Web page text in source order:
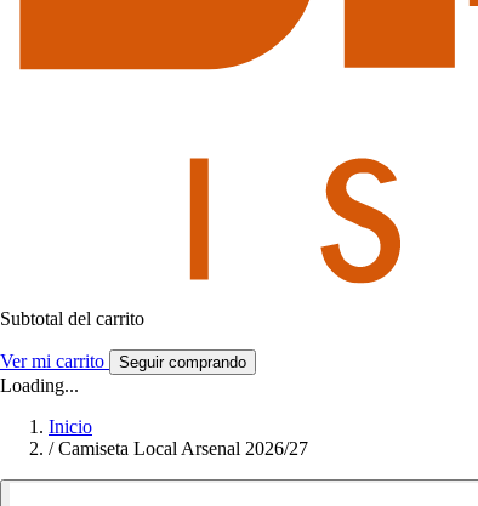
Subtotal del carrito
Ver mi carrito Seguir comprando
Loading...
Inicio
/ Camiseta Local Arsenal 2026/27